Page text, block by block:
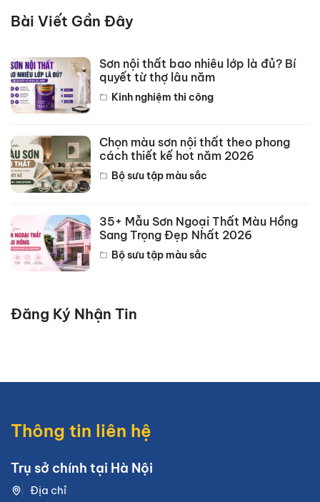
Bài Viết Gần Đây
Sơn nội thất bao nhiêu lớp là đủ? Bí
quyết từ thợ lâu năm
Kinh nghiệm thi công
Chọn màu sơn nội thất theo phong
cách thiết kế hot năm 2026
Bộ sưu tập màu sắc
35+ Mẫu Sơn Ngoại Thất Màu Hồng
Sang Trọng Đẹp Nhất 2026
Bộ sưu tập màu sắc
Đăng Ký Nhận Tin
Thông tin liên hệ
Trụ sở chính tại Hà Nội
Địa chỉ